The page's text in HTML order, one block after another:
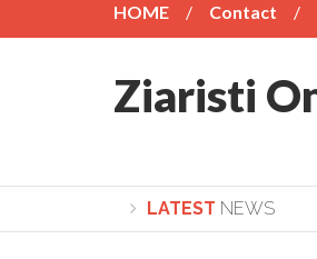
HOME Contact
Ziaristi
LATEST NEWS